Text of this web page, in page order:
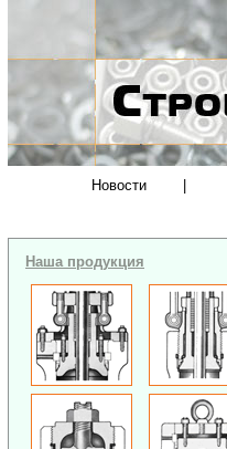
Новости
Наша продукция